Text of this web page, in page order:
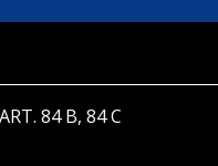
84 B, 84 C